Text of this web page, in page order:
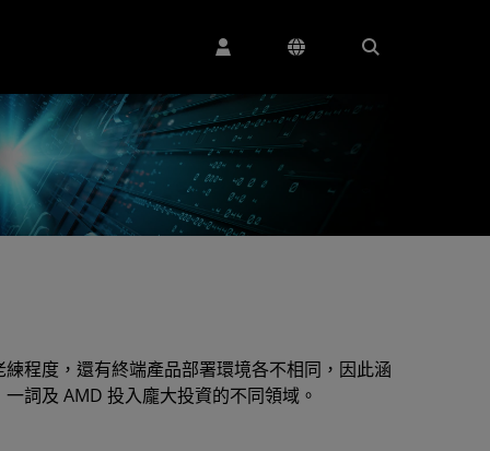
程度，還有終端產品部署環境各不相同，因此涵
詞及 AMD 投入龐大投資的不同領域。